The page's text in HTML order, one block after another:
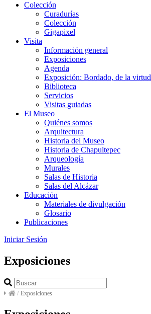
Colección
Curadurías
Colección
Gigapixel
Visita
Información general
Exposiciones
Agenda
Exposición: Bordado, de la virtud
Biblioteca
Servicios
Visitas guiadas
El Museo
Quiénes somos
Arquitectura
Historia del Museo
Historia de Chapultepec
Arqueología
Murales
Salas de Historia
Salas del Alcázar
Educación
Materiales de divulgación
Glosario
Publicaciones
Iniciar Sesión
Exposiciones
/ Exposiciones